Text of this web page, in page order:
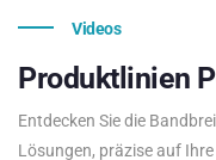
Videos
Produktlinien
Entdecken Sie die
Lösungen, präzise auf